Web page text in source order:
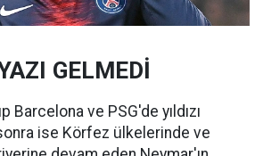
GELMEDİ
Barcelona ve PSG'de yıldızı
ise Körfez ülkelerinde ve